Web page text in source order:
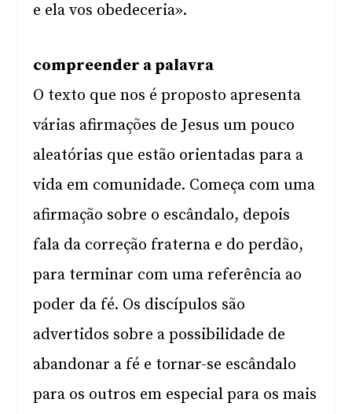
e ela vos obedeceria».
compreender a palavra
O texto que nos é proposto apresenta
várias afirmações de Jesus um pouco
aleatórias que estão orientadas para a
vida em comunidade. Começa com uma
afirmação sobre o escândalo, depois
fala da correção fraterna e do perdão,
para terminar com uma referência ao
poder da fé. Os discípulos são
advertidos sobre a possibilidade de
abandonar a fé e tornar-se escândalo
para os outros em especial para os mais